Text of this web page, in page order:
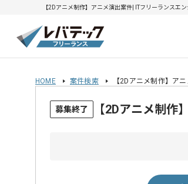
【2Dアニメ制作】アニメ演出案件| ITフリーランス
HOME 案件検索 【2Dアニメ制作】ア
募集終了 【2Dアニメ制作